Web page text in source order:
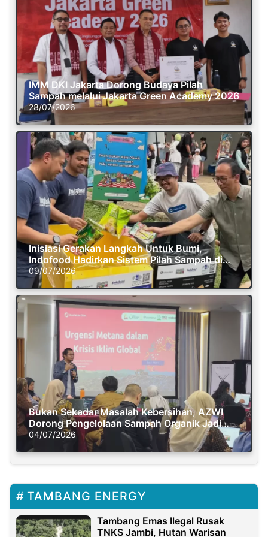
IMM DKI Jakarta Dorong Budaya Pilah
Sampah melalui Jakarta Green Academy 2026
28/07/2026
Inisiasi Gerakan Langkah Untuk Bumi,
Indofood Hadirkan Sistem Pilah Sampah di
Semasa Piknik
09/07/2026
Bukan Sekadar Masalah Kebersihan, AZWI
Dorong Pengelolaan Sampah Organik Jadi
Solusi Krisis Iklim
04/07/2026
TAMBANG ENERGY
Tambang Emas Ilegal Rusak
TNKS Jambi, Hutan Warisan